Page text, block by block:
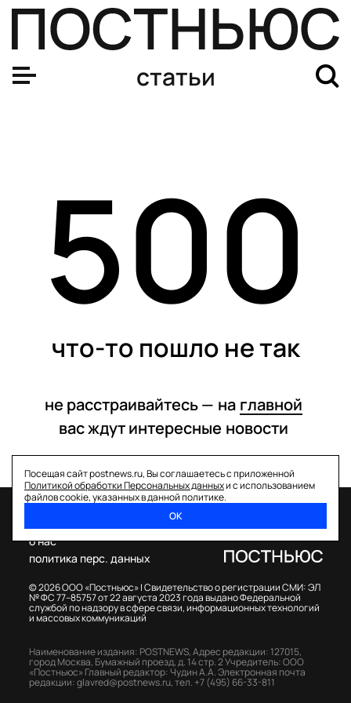
статьи
500
что-то пошло не так
не расстраивайтесь — на главной
вас ждут интересные новости
Посещая сайт postnews.ru, Вы соглашаетесь с приложенной
Политикой обработки Персональных данныхи с использованием
файлов cookie, указанных в данной политике.
ОК
© 2026 ООО «Постньюс» |Свидетельство о регистрации СМИ: ЭЛ
№ ФС 77–85757 от 22 августа 2023 года выдано Федеральной
службой по надзору в сфере связи, информационных технологий
и массовых коммуникаций
о нас
политика перс. данных
Наименование издания: POSTNEWS,Адрес редакции: 127015,
город Москва, Бумажный проезд, д. 14 стр. 2Учредитель: ООО
«Постньюс» Главный редактор: Чудин А.А.Электронная почта
редакции:glavred@postnews.ru,тел. +7 (495) 66-33-811